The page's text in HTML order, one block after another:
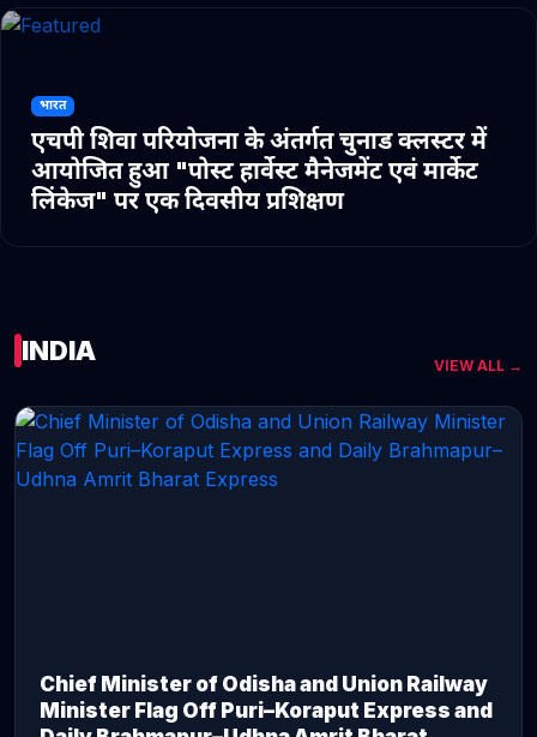
भारत
एचपी शिवा परियोजना के अंतर्गत चुनाड क्लस्टर में
आयोजित हुआ "पोस्ट हार्वेस्ट मैनेजमेंट एवं मार्केट
लिंकेज" पर एक दिवसीय प्रशिक्षण
INDIA VIEW ALL →
Chief Minister of Odisha and Union Railway
Minister Flag Off Puri–Koraput Express and